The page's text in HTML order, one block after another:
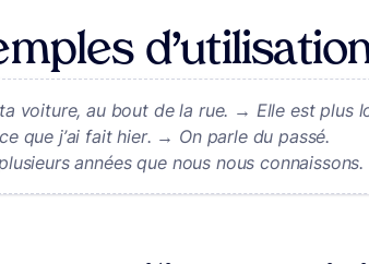
ta voiture, au bout de la rue. → Elle est plus
ce que j’ai fait hier. → On parle du passé.
années que nous nous